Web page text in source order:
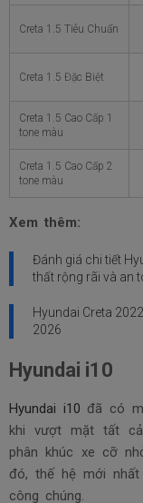
Creta 1.5 Tiêu Chuẩn
Creta 1.5 Đặc Biệt
Creta 1.5 Cao Cấp 1
tone màu
Creta 1.5 Cao Cấp 2
tone màu
Xem thêm:
Đánh giá chi tiết
thất rộng rãi và an
Hyundai Creta
2026
Hyundai i10
Hyundai i10 đã có
khi vượt mặt tất
phân khúc xe cỡ
đó, thế hệ mới
công chúng.